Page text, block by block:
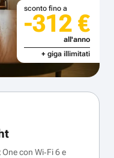
sconto fino a
-312 €
all'anno
+ giga illimitati
con Wi‑Fi 6 e